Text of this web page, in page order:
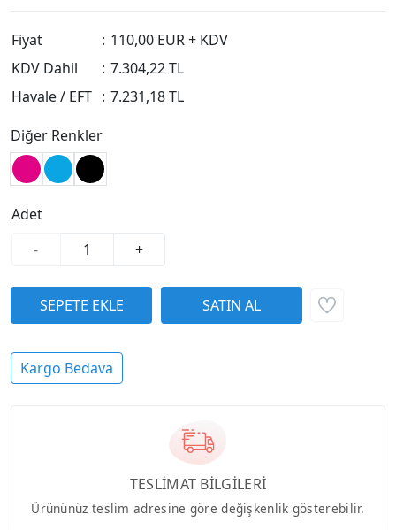
Fiyat : 110,00 EUR + KDV
KDV Dahil
: 7.304,22 TL
Havale / EFT : 7.231,18 TL
Diğer Renkler
Adet
-
+
Kargo Bedava
TESLİMAT BİLGİLERİ
Ürününüz teslim adresine göre değişkenlik gösterebilir.